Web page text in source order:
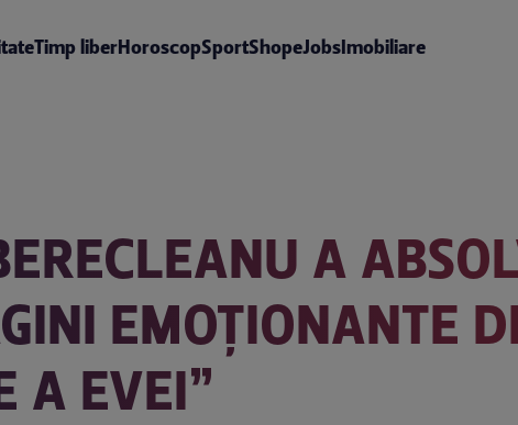
Timp liberHoroscopSportShopeJobsImobiliare
A
EMOȚIONANTE
A EVEI”